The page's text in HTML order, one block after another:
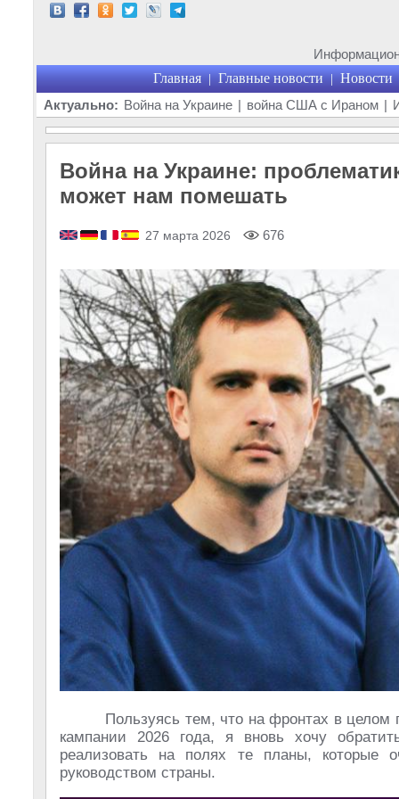
Главная | Главные новости | Новости
Актуально: Война на Украине | война США с Ираном |
Война на Украине:
может нам помешать
27 марта 2026 676
Пользуясь тем, что на фронтах в целом
кампании 2026 года, я вновь хочу
реализовать на полях те планы, которые
руководством страны.